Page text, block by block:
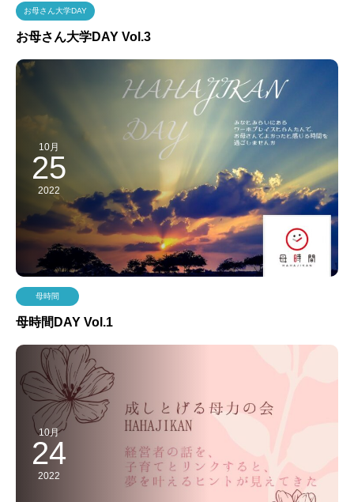
お母さん大学DAY
お母さん大学DAY Vol.3
10月
25
2022
母時間
母時間DAY Vol.1
10月
24
2022